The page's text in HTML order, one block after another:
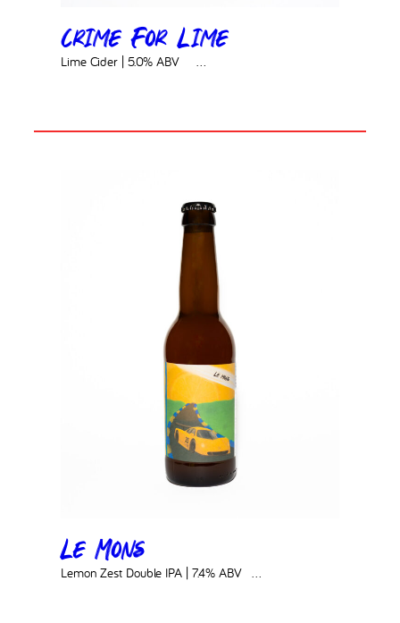
Crime For Lime
Lime Cider | 5.0% ABV ‎ ‎ ‎ ‎ ‎…
Le Mons
Lemon Zest Double IPA | 7.4% ABV ‎ ‎ ‎…